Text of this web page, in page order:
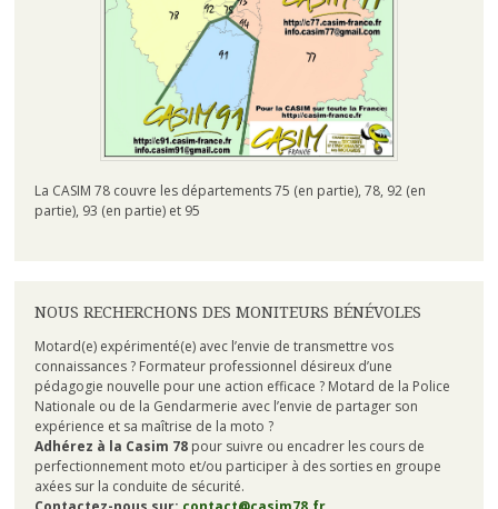
La CASIM 78 couvre les départements 75 (en partie), 78, 92 (en
partie), 93 (en partie) et 95
NOUS RECHERCHONS DES MONITEURS BÉNÉVOLES
Motard(e) expérimenté(e) avec l’envie de transmettre vos
connaissances ? Formateur professionnel désireux d’une
pédagogie nouvelle pour une action efficace ? Motard de la Police
Nationale ou de la Gendarmerie avec l’envie de partager son
expérience et sa maîtrise de la moto ?
Adhérez à la Casim 78pour suivre ou encadrer les cours de
perfectionnement moto et/ou participer à des sorties en groupe
axées sur la conduite de sécurité.